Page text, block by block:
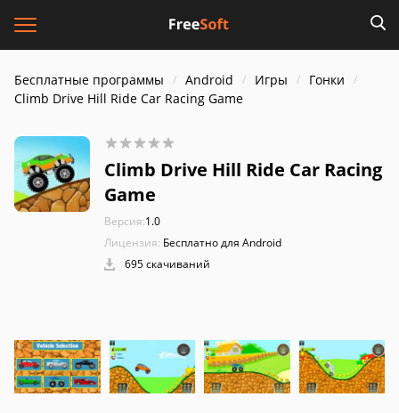
Бесплатные программы Android Игры
Гонки
Climb Drive Hill Ride Car Racing Game
Climb Drive Hill Ride Car Racing
Game
Версия:1.0
Лицензия: Бесплатно для Android
695 скачиваний